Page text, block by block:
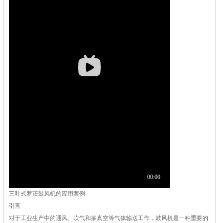
三叶式罗茨鼓风机的应用案例
引言
对于工业生产中的通风、吹气和抽真空等气体输送工作，鼓风机是一种重要的